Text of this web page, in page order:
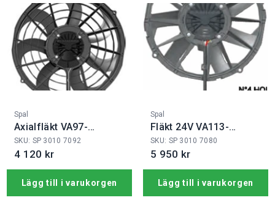
Fabrikat:
Spal
Axialfläkt VA97-
BBL339P/N-103A
SKU: SP 3010 7092
4 120 kr
Lägg till i varukorgen
Fabrikat:
Spal
Fläkt 24V VA113-
BBL504PN-94A
SKU: SP 3010 7080
5 950 kr
Lägg till i varukorgen